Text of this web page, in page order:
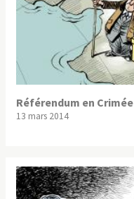
Référendum en Crimée
13 mars 2014